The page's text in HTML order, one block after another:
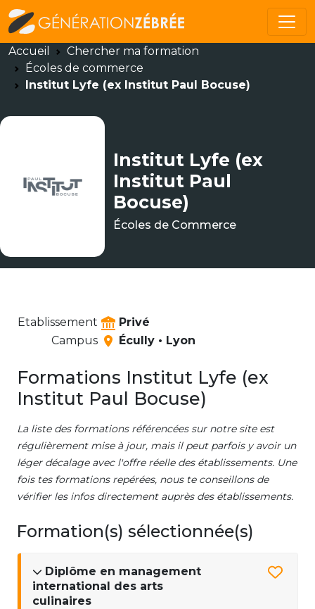
Accueil
Chercher ma formation
Écoles de commerce
Institut Lyfe (ex Institut Paul Bocuse)
Institut Lyfe (ex
Institut Paul
Bocuse)
Écoles de Commerce
Etablissement
Privé
Campus
Écully • Lyon
Formations Institut Lyfe (ex
Institut Paul Bocuse)
La liste des formations référencées sur notre site est
régulièrement mise à jour, mais il peut parfois y avoir un
léger décalage avec l'offre réelle des établissements. Une
fois tes formations repérées, nous te conseillons de
vérifier les infos directement auprès des établissements.
Formation(s) sélectionnée(s)
Diplôme en management
international des arts
culinaires